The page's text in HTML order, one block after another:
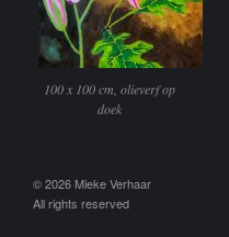
100 x 100 cm, olieverf op
doek
© 2026 Mieke Verhaar
All rights reserved